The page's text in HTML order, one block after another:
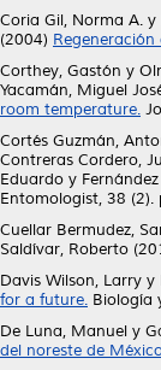
Coria Gil, Norma A. y
(2004)
Corthey, Gastón y
Yacamán, Miguel
room temperature.
Cortés Guzmán,
Contreras Cordero,
Eduardo y
Entomologist, 38
Cuellar Bermudez,
Saldívar, Roberto
Davis Wilson, Larry y
for a future. Biología
De Luna, Manuel y
del noreste de